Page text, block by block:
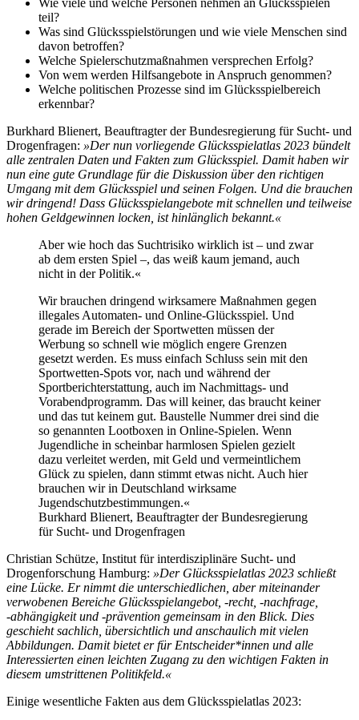
teil?
Was sind Glücksspielstörungen und wie viele Menschen sind
davon betroffen?
Welche Spielerschutzmaßnahmen versprechen Erfolg?
Von wem werden Hilfsangebote in Anspruch genommen?
Welche politischen Prozesse sind im Glücksspielbereich
erkennbar?
Burkhard Blienert, Beauftragter der Bundesregierung für Sucht- und
Drogenfragen: »Der nun vorliegende Glücksspielatlas 2023 bündelt
alle zentralen Daten und Fakten zum Glücksspiel. Damit haben wir
nun eine gute Grundlage für die Diskussion über den richtigen
Umgang mit dem Glücksspiel und seinen Folgen. Und die brauchen
wir dringend! Dass Glücksspielangebote mit schnellen und teilweise
hohen Geldgewinnen locken, ist hinlänglich bekannt.«
Aber wie hoch das Suchtrisiko wirklich ist – und zwar
ab dem ersten Spiel –, das weiß kaum jemand, auch
nicht in der Politik.«
Wir brauchen dringend wirksamere Maßnahmen gegen
illegales Automaten- und Online-Glücksspiel. Und
gerade im Bereich der Sportwetten müssen der
Werbung so schnell wie möglich engere Grenzen
gesetzt werden. Es muss einfach Schluss sein mit den
Sportwetten-Spots vor, nach und während der
Sportberichterstattung, auch im Nachmittags- und
Vorabendprogramm. Das will keiner, das braucht keiner
und das tut keinem gut. Baustelle Nummer drei sind die
so genannten Lootboxen in Online-Spielen. Wenn
Jugendliche in scheinbar harmlosen Spielen gezielt
dazu verleitet werden, mit Geld und vermeintlichem
Glück zu spielen, dann stimmt etwas nicht. Auch hier
brauchen wir in Deutschland wirksame
Jugendschutzbestimmungen.«
Burkhard Blienert, Beauftragter der Bundesregierung
für Sucht- und Drogenfragen
Christian Schütze, Institut für interdisziplinäre Sucht- und
Drogenforschung Hamburg: »Der Glücksspielatlas 2023 schließt
eine Lücke. Er nimmt die unterschiedlichen, aber miteinander
verwobenen Bereiche Glücksspielangebot, ‑recht, ‑nachfrage,
‑abhängigkeit und ‑prävention gemeinsam in den Blick. Dies
geschieht sachlich, übersichtlich und anschaulich mit vielen
Abbildungen. Damit bietet er für Entscheider*innen und alle
Interessierten einen leichten Zugang zu den wichtigen Fakten in
diesem umstrittenen Politikfeld.«
Einige wesentliche Fakten aus dem Glücksspielatlas 2023: